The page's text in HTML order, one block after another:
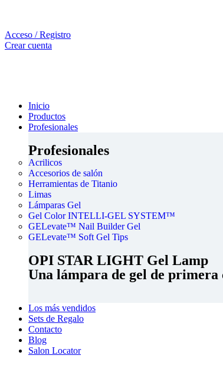
Acceso / Registro
Crear cuenta
Inicio
Productos
Profesionales
Profesionales
Acrilicos
Accesorios de salón
Herramientas de Titanio
Limas
Lámparas Gel
Gel Color INTELLI-GEL SYSTEM™
GELevate™ Nail Builder Gel
GELevate™ Soft Gel Tips
OPI STAR LIGHT Gel Lamp
Una lámpara de gel de primera
Los más vendidos
Sets de Regalo
Contacto
Blog
Salon Locator